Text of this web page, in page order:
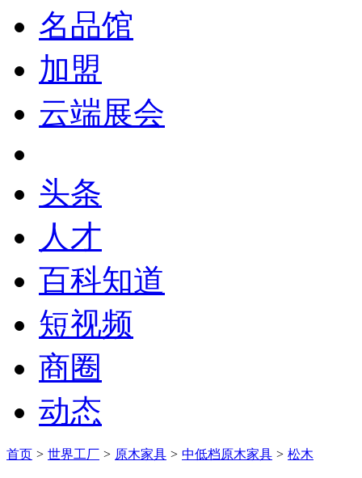
名品馆
加盟
云端展会
头条
人才
百科知道
短视频
商圈
动态
首页 > 世界工厂 > 原木家具 > 中低档原木家具 > 松木